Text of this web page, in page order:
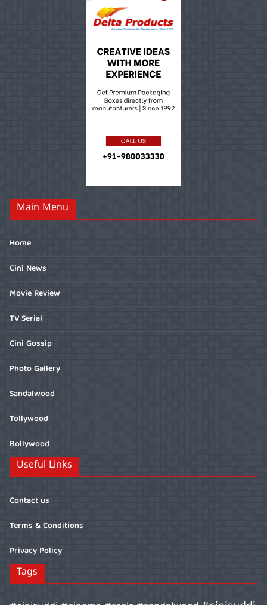
Main Menu
Home
Cini News
Movie Review
TV Serial
Cini Gossip
Photo Gallery
Sandalwood
Tollywood
Bollywood
Useful Links
Contact us
Terms & Conditions
Privacy Policy
Tags